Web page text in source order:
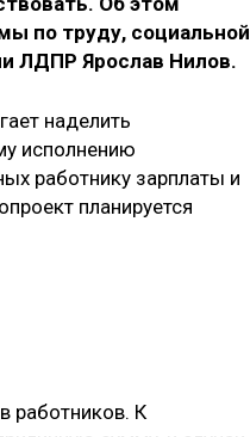
по труду, социальной
ЛДПР Ярослав Нилов.
наделить
исполнению
работнику зарплаты и
планируется
работников. К